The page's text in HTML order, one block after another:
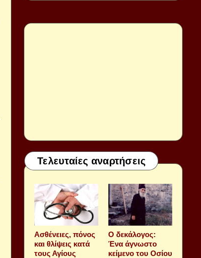
Τελευταίες αναρτήσεις
Aσθένειες, πόνος
και θλίψεις κατά
τους Αγίους
Ο δεκάλογος:
Ένα άγνωστο
κείμενο του Οσίου